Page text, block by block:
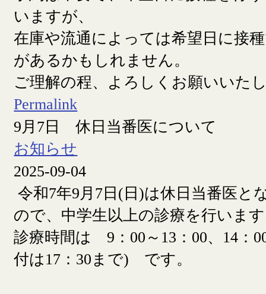
いますが、
在庫や流通によっては希望日に接
があるかもしれません。
ご理解の程、よろしくお願いいた
Permalink
9月7日 休日当番医について
お知らせ
2025-09-04
令和7年9月7日(日)は休日当番医と
ので、中学生以上の診療を行います
診療時間は 9：00～13：00、14：
付は17：30まで) です。